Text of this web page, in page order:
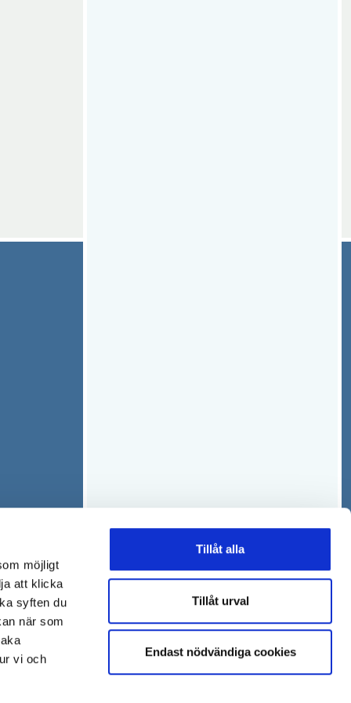
möjligt
att klicka
syften du
när som
vi och
Tillåt alla
Tillåt urval
Endast nödvändiga cookies